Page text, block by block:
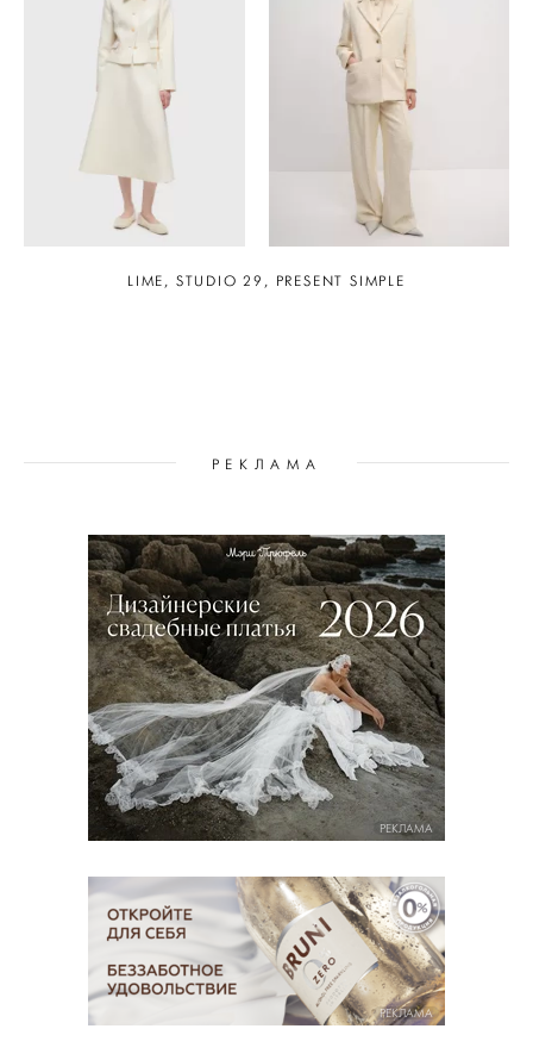
LIME, STUDIO 29, PRESENT SIMPLE
РЕКЛАМА
РЕКЛАМА
РЕКЛАМА